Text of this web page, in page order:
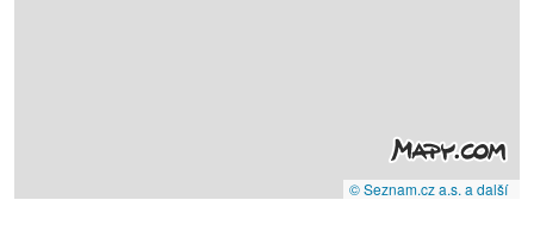
© Seznam.cz a.s. a další